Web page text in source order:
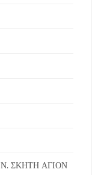
ΣΚΗΤΗ ΑΓΙΟΝ